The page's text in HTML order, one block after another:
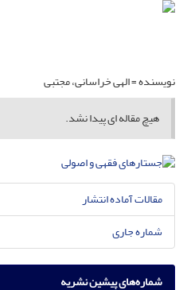
نویسنده =الهی خراسانی، مجتبی
هیچ مقاله ای پیدا نشد.
مقالات آماده انتشار
شماره جاری
شماره‌های پیشین نشریه